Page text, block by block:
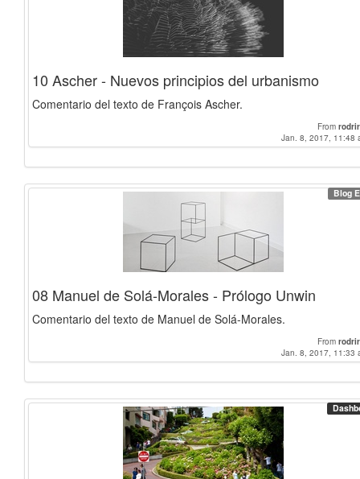
10 Ascher - Nuevos principios del urbanismo
Comentario del texto de François Ascher.
From
Jan. 8, 2017, 11:48
Blog
08 Manuel de Solá-Morales - Prólogo Unwin
Comentario del texto de Manuel de Solá-Morales.
From
Jan. 8, 2017, 11:33